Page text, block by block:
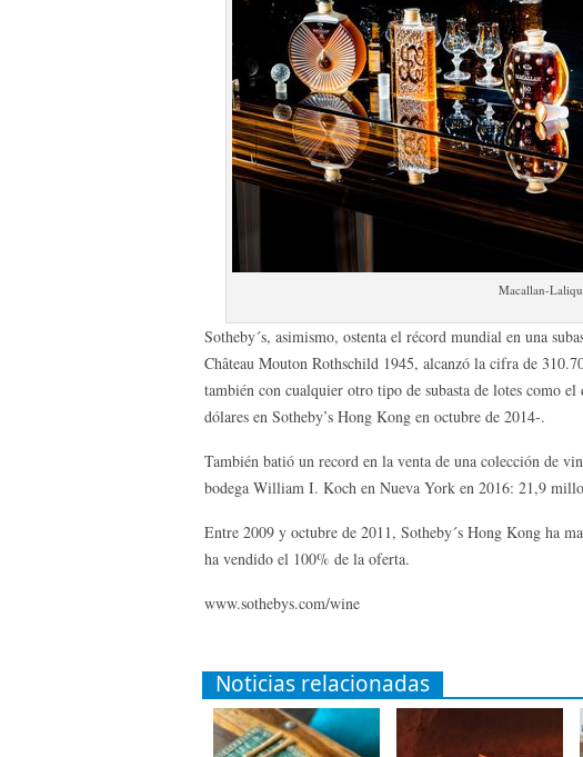
Macallan-
Sotheby´s, asimismo, ostenta el récord mundial en una
Château Mouton Rothschild 1945, alcanzó la cifra de
también con cualquier otro tipo de subasta de lotes como
dólares en Sotheby’s Hong Kong en octubre de 2014-.
También batió un record en la venta de una colección de
bodega William I. Koch en Nueva York en 2016: 21,9
Entre 2009 y octubre de 2011, Sotheby´s Hong Kong ha
ha vendido el 100% de la oferta.
www.sothebys.com/wine
Noticias relacionadas